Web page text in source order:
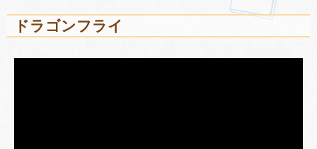
ドラゴンフライ